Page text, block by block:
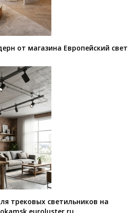
от магазина Европейский свет
трековых светильников на